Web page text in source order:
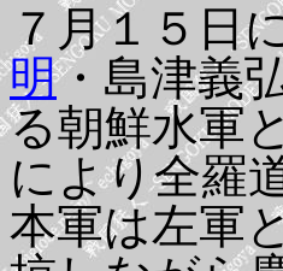
７月１５日
明・島津義
る朝鮮水軍
により全羅
本軍は左軍